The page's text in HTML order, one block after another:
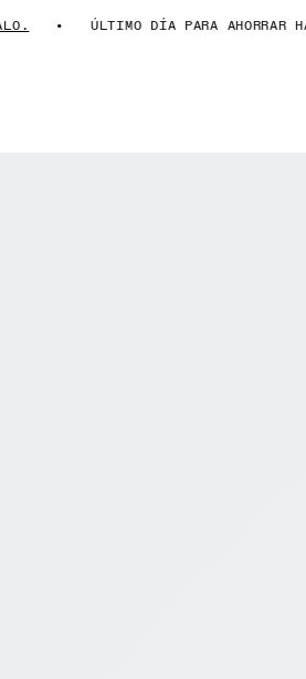
ÚLTIMO DÍA PARA AHORRAR